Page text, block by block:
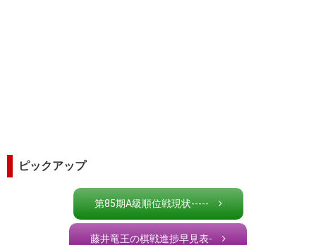
ピックアップ
第85期A級順位戦現状-----
藤井竜王の棋戦進捗早見表-